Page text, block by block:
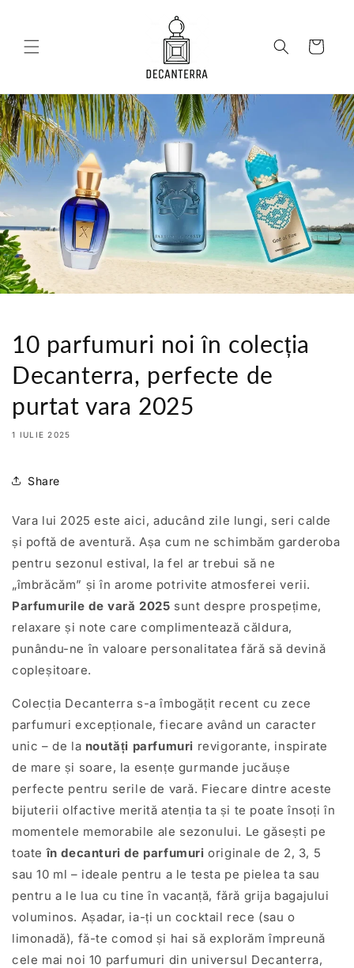
Coș
10 parfumuri noi în colecția
Decanterra, perfecte de
purtat vara 2025
1 IULIE 2025
Share
Vara lui 2025 este aici, aducând zile lungi, seri calde
și poftă de aventură. Așa cum ne schimbăm garderoba
pentru sezonul estival, la fel ar trebui să ne
„îmbrăcăm” și în arome potrivite atmosferei verii.
Parfumurile de vară 2025 sunt despre prospețime,
relaxare și note care complimentează căldura,
punându-ne în valoare personalitatea fără să devină
copleșitoare.
Colecția Decanterra s-a îmbogățit recent cu zece
parfumuri excepționale, fiecare având un caracter
unic – de la noutăți parfumuri revigorante, inspirate
de mare și soare, la esențe gurmande jucăușe
perfecte pentru serile de vară. Fiecare dintre aceste
bijuterii olfactive merită atenția ta și te poate însoți în
momentele memorabile ale sezonului. Le găsești pe
toateîn decanturi de parfumuri originale de 2, 3, 5
sau 10 ml – ideale pentru a le testa pe pielea ta sau
pentru a le lua cu tine în vacanță, fără grija bagajului
voluminos. Așadar, ia-ți un cocktail rece (sau o
limonadă), fă-te comod și hai să explorăm împreună
cele mai noi 10 parfumuri din universul Decanterra,